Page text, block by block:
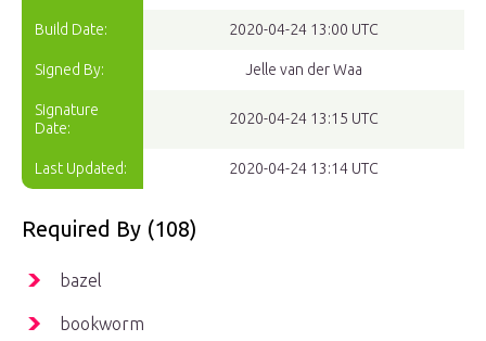
Build Date: 2020-04-24 13:00 UTC
Signed By: Jelle van der Waa
Signature
Date:
2020-04-24 13:15 UTC
Last Updated: 2020-04-24 13:14 UTC
Required By (108)
bazel
bookworm